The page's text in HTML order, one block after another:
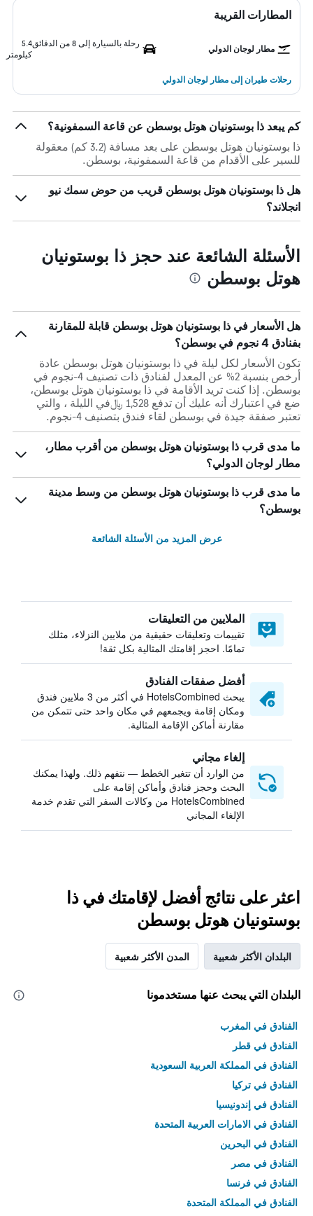
المطارات القريبة
مطار لوجان الدولي
رحلة بالسيارة إلى 8 من الدقائق
5.4
كيلومتر
رحلات طيران إلى مطار لوجان الدولي
كم يبعد ذا بوستونيان هوتل بوسطن عن قاعة السمفونية؟
ذا بوستونيان هوتل بوسطن على بعد مسافة (3.2 كم) معقولة
للسير على الأقدام من قاعة السمفونية، بوسطن.
هل ذا بوستونيان هوتل بوسطن قريب من حوض سمك نيو
انجلاند؟
الأسئلة الشائعة عند حجز ذا بوستونيان
هوتل بوسطن
هل الأسعار في ذا بوستونيان هوتل بوسطن قابلة للمقارنة
بفنادق 4 نجوم في بوسطن؟
تكون الأسعار لكل ليلة في ذا بوستونيان هوتل بوسطن عادة
أرخص بنسبة 2% عن المعدل لفنادق ذات تصنيف 4-نجوم في
بوسطن. إذا كنت تريد الأقامة في ذا بوستونيان هوتل بوسطن،
ضع في اعتبارك أنه عليك أن تدفع 1,528 ﷼في الليلة ، والتي
تعتبر صفقة جيدة في بوسطن لقاء فندق بتصنيف 4-نجوم.
ما مدى قرب ذا بوستونيان هوتل بوسطن من أقرب مطار،
مطار لوجان الدولي؟
ما مدى قرب ذا بوستونيان هوتل بوسطن من وسط مدينة
بوسطن؟
عرض المزيد من الأسئلة الشائعة
الملايين من التعليقات
تقييمات وتعليقات حقيقية من ملايين النزلاء، مثلك
تمامًا. احجز إقامتك المثالية بكل ثقة!
أفضل صفقات الفنادق
يبحث HotelsCombined في أكثر من 3 ملايين فندق
ومكان إقامة ويجمعهم في مكان واحد حتى تتمكن من
مقارنة أماكن الإقامة المثالية.
إلغاء مجاني
من الوارد أن تتغير الخطط — نتفهم ذلك. ولهذا يمكنك
البحث وحجز فنادق وأماكن إقامة على
HotelsCombined من وكالات السفر التي تقدم خدمة
الإلغاء المجاني
اعثر على نتائج أفضل لإقامتك في ذا
بوستونيان هوتل بوسطن
البلدان الأكثر شعبية المدن الأكثر شعبية
البلدان التي يبحث عنها مستخدمونا
الفنادق في المغرب
الفنادق في قطر
الفنادق في المملكة العربية السعودية
الفنادق في تركيا
الفنادق في إندونيسيا
الفنادق في الامارات العربية المتحدة
الفنادق في البحرين
الفنادق في مصر
الفنادق في فرنسا
الفنادق في المملكة المتحدة